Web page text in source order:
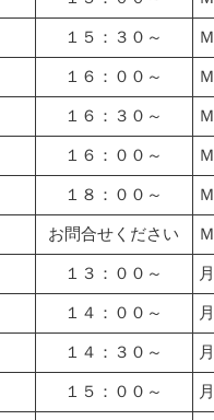
１５：３０～
１６：００～
１６：３０～
１６：００～
１８：００～
お問合せください
１３：００～
１４：００～
１４：３０～
１５：００～